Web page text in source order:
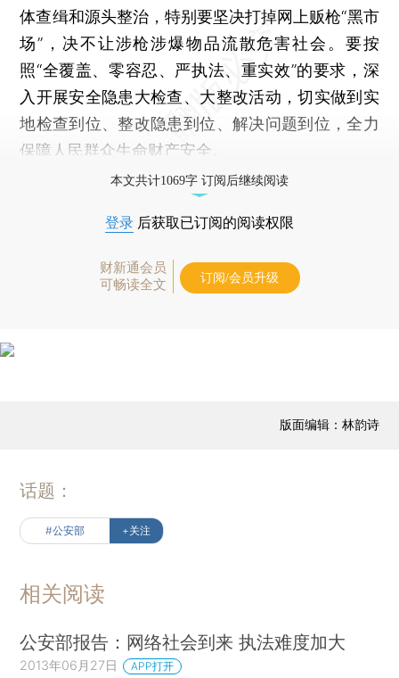
体查缉和源头整治，特别要坚决打掉网上贩枪“黑市
场”，决不让涉枪涉爆物品流散危害社会。要按
照“全覆盖、零容忍、严执法、重实效”的要求，深
入开展安全隐患大检查、大整改活动，切实做到实
地检查到位、整改隐患到位、解决问题到位，全力
保障人民群众生命财产安全。
本文共计1069字 订阅后继续阅读
登录 后获取已订阅的阅读权限
财新通会员
可畅读全文
订阅/会员升级
版面编辑：林韵诗
话题：
#公安部 +关注
相关阅读
公安部报告：网络社会到来 执法难度加大
2013年06月27日 APP打开